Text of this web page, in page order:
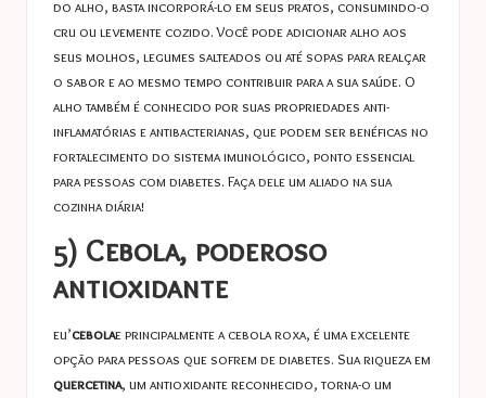
do alho, basta incorporá-lo em seus pratos, consumindo-o
cru ou levemente cozido. Você pode adicionar alho aos
seus molhos, legumes salteados ou até sopas para realçar
o sabor e ao mesmo tempo contribuir para a sua saúde. O
alho também é conhecido por suas propriedades anti-
inflamatórias e antibacterianas, que podem ser benéficas no
fortalecimento do sistema imunológico, ponto essencial
para pessoas com diabetes. Faça dele um aliado na sua
cozinha diária!
5) Cebola, poderoso
antioxidante
eu’cebolae principalmente a cebola roxa, é uma excelente
opção para pessoas que sofrem de diabetes. Sua riqueza em
quercetina, um antioxidante reconhecido, torna-o um